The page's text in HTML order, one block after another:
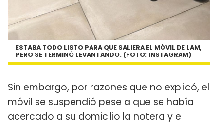
ESTABA TODO LISTO PARA QUE SALIERA EL MÓVIL DE LAM,
PERO SE TERMINÓ LEVANTANDO. (FOTO: INSTAGRAM)
Sin embargo, por razones que no explicó, el
móvil se suspendió pese a que se había
acercado a su domicilio la notera y el